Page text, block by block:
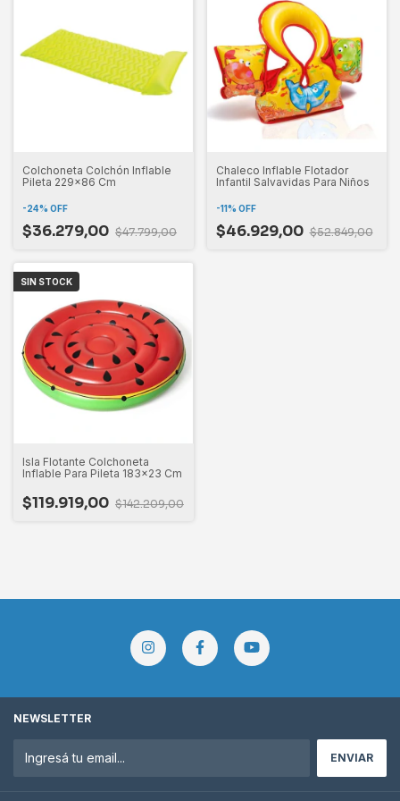
Colchoneta Colchón Inflable
Pileta 229x86 Cm
-24% OFF
$36.279,00 $47.799,00
Chaleco Inflable Flotador
Infantil Salvavidas Para Niños
-11% OFF
$46.929,00 $52.849,00
SIN STOCK
Isla Flotante Colchoneta
Inflable Para Pileta 183x23 Cm
$119.919,00 $142.209,00
NEWSLETTER